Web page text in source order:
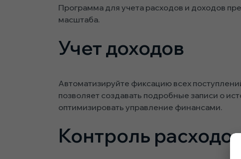
Программа для учета расходов и доходов
масштаба.
Учет доходов
Автоматизируйте фиксацию всех
позволяет создавать подробные записи о
оптимизировать управление финансами.
Контроль